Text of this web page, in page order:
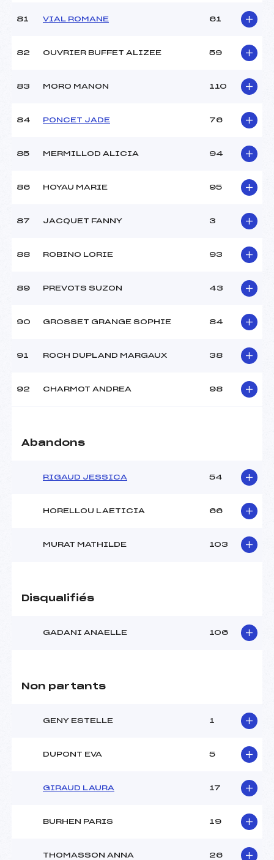
81 VIAL ROMANE 61
82 OUVRIER BUFFET ALIZEE 59
83 MORO MANON 110
84 PONCET JADE 76
85 MERMILLOD ALICIA 94
86 HOYAU MARIE 95
87 JACQUET FANNY 3
88 ROBINO LORIE 93
89 PREVOTS SUZON 43
90 GROSSET GRANGE SOPHIE 84
91 ROCH DUPLAND MARGAUX 38
92 CHARMOT ANDREA 98
Abandons
RIGAUD JESSICA 54
HORELLOU LAETICIA 66
MURAT MATHILDE 103
Disqualifiés
GADANI ANAELLE 106
Non partants
GENY ESTELLE 1
DUPONT EVA 5
GIRAUD LAURA 17
BURHEN PARIS 19
THOMASSON ANNA 26